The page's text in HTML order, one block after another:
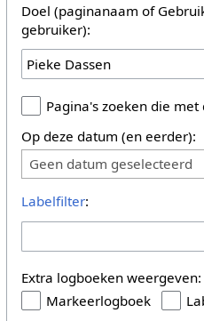
Doel (paginanaam of
gebruiker):
Pagina's zoeken die
Op deze datum (en eerder):
Geen datum geselecteerd
Labelfilter:
Extra logboeken weergeven:
Markeerlogboek